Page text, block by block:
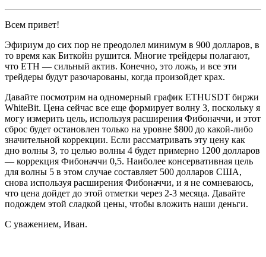
Всем привет!
Эфириум до сих пор не преодолел минимум в 900 долларов, в
то время как Биткойн рушится. Многие трейдеры полагают,
что ETH — сильный актив. Конечно, это ложь, и все эти
трейдеры будут разочарованы, когда произойдет крах.
Давайте посмотрим на одномерный график ETHUSDT биржи
WhiteBit. Цена сейчас все еще формирует волну 3, поскольку я
могу измерить цель, используя расширения Фибоначчи, и этот
сброс будет остановлен только на уровне $800 до какой-либо
значительной коррекции. Если рассматривать эту цену как
дно волны 3, то целью волны 4 будет примерно 1200 долларов
— коррекция Фибоначчи 0,5. Наиболее консервативная цель
для волны 5 в этом случае составляет 500 долларов США,
снова используя расширения Фибоначчи, и я не сомневаюсь,
что цена дойдет до этой отметки через 2-3 месяца. Давайте
подождем этой сладкой цены, чтобы вложить наши деньги.
С уважением, Иван.